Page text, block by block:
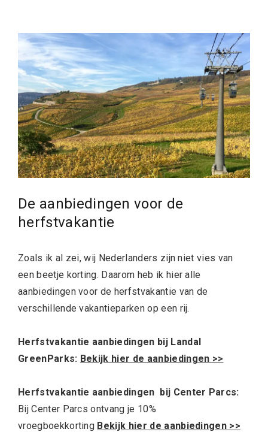
De aanbiedingen voor de
herfstvakantie
Zoals ik al zei, wij Nederlanders zijn niet vies van
een beetje korting. Daarom heb ik hier alle
aanbiedingen voor de herfstvakantie van de
verschillende vakantieparken op een rij.
Herfstvakantie aanbiedingen bij Landal
GreenParks: Bekijk hier de aanbiedingen >>
Herfstvakantie aanbiedingen bij Center Parcs:
Bij Center Parcs ontvang je 10%
vroegboekkorting Bekijk hier de aanbiedingen >>